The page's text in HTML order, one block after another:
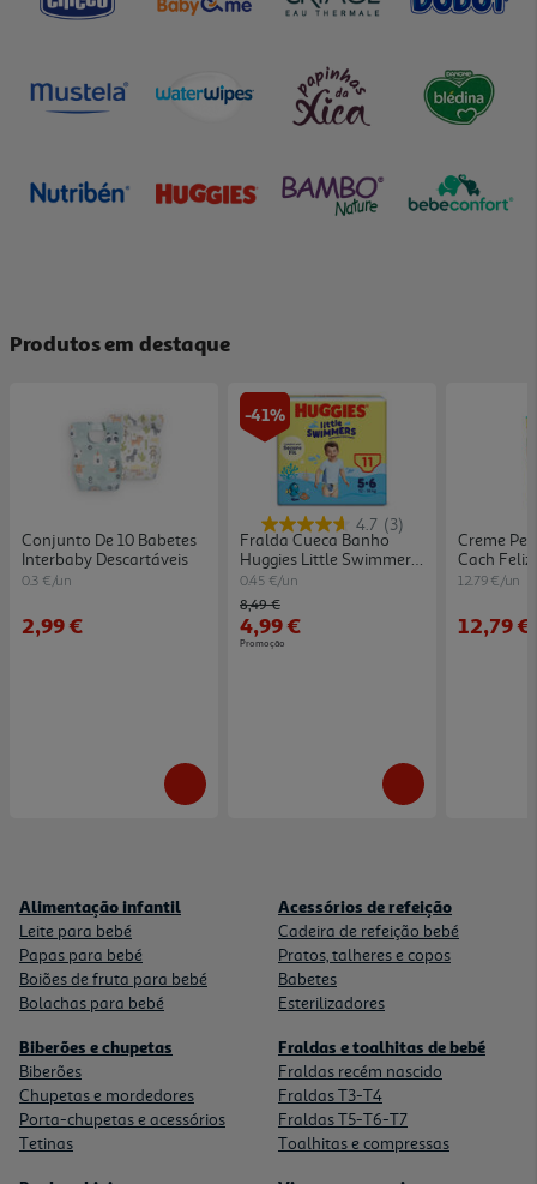
Produtos em destaque
Conjunto De 10 Babetes
Interbaby Descartáveis
0.3 €/un
2,99 €
-41%
4.7 (3)
Fralda Cueca Banho
Huggies Little Swimmers
T5-6 12-18kg 11un
0.45 €/un
Price reduced from
8,49 €to
4,99 €
Promoção
Creme
Cach
450g
12.79 €/un
12,79 €
Alimentação infantil
Leite para bebé
Papas para bebé
Boiões de fruta para bebé
Bolachas para bebé
Acessórios de refeição
Cadeira de refeição bebé
Pratos, talheres e copos
Babetes
Esterilizadores
Biberões e chupetas
Biberões
Chupetas e mordedores
Porta-chupetas e acessórios
Tetinas
Fraldas e toalhitas de bebé
Fraldas recém nascido
Fraldas T3-T4
Fraldas T5-T6-T7
Toalhitas e compressas